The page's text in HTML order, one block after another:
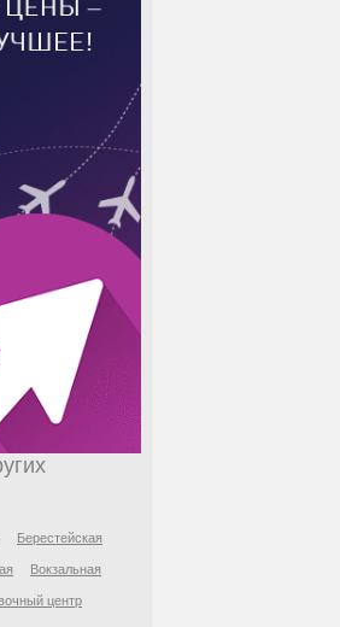
Берестейская
Вокзальная
центр